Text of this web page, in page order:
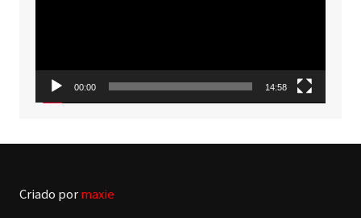
00:00 14:58
Criado pormaxie